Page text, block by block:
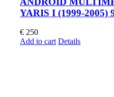
YARIS I (1999-
€ 250
Add to cart Details